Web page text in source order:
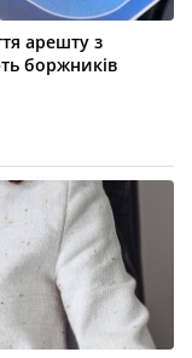
арешту з
боржників